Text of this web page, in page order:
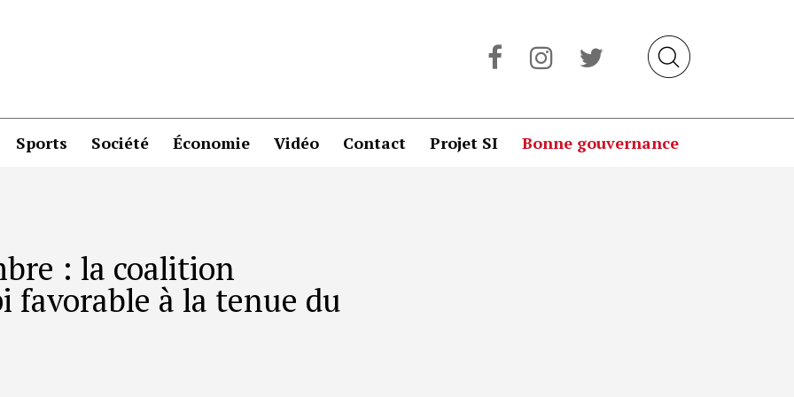
Sports Société Économie Vidéo Contact Projet SI Bonne gouvernance
: la coalition
favorable à la tenue du